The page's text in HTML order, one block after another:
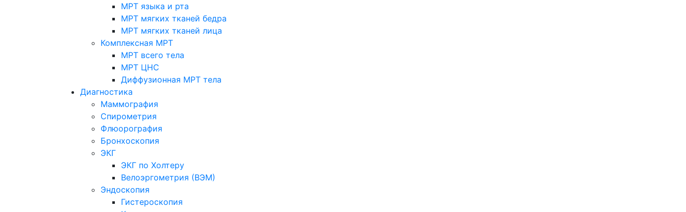
МРТ языка и рта
МРТ мягких тканей бедра
МРТ мягких тканей лица
Комплексная МРТ
МРТ всего тела
МРТ ЦНС
Диффузионная МРТ тела
Диагностика
Маммография
Спирометрия
Флюорография
Бронхоскопия
ЭКГ
ЭКГ по Холтеру
Велоэргометрия (ВЭМ)
Эндоскопия
Гистероскопия